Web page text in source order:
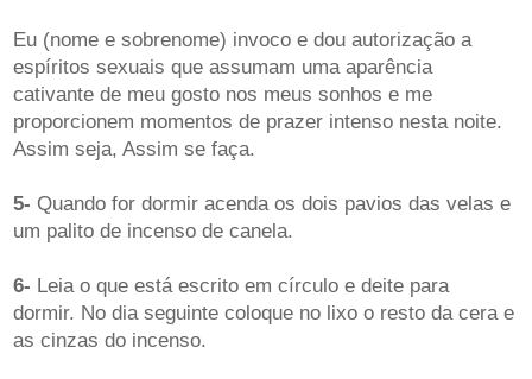
Eu (nome e sobrenome) invoco e dou autorização a
espíritos sexuais que assumam uma aparência
cativante de meu gosto nos meus sonhos e me
proporcionem momentos de prazer intenso nesta noite.
Assim seja, Assim se faça.
5- Quando for dormir acenda os dois pavios das velas e
um palito de incenso de canela.
6- Leia o que está escrito em círculo e deite para
dormir. No dia seguinte coloque no lixo o resto da cera e
as cinzas do incenso.